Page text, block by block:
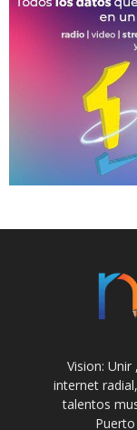
Vision:
internet
talentos